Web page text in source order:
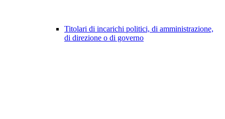
Titolari di incarichi politici, di amministrazione,
di direzione o di governo